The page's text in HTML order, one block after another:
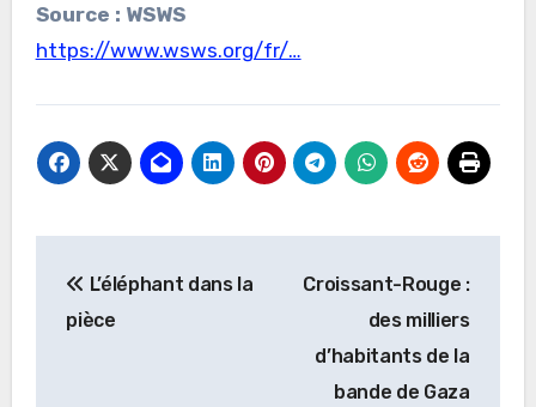
Source : WSWS
https://www.wsws.org/fr/…
de
L’éléphant dans la
pièce
Croissant-Rouge :
des milliers
d’habitants de la
bande de Gaza